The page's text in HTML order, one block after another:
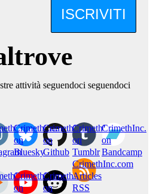
ISCRIVITI
attività seguendoci seguendoci
Crimethinc.
on
Bluesky
CrimethInc.
on
Github
CrimethInc.
on
Tumblr
CrimethInc.
on
Bandcamp
CrimethInc.
on
CrimethInc.
on
CrimethInc.com
Articles
RSS